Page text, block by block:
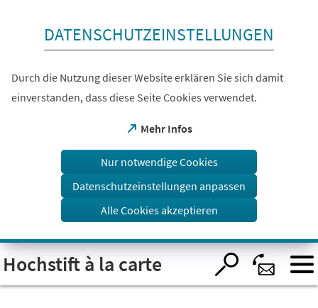
Visuelle
Assistenzsoftware
öffnen.
DATENSCHUTZEINSTELLUNGEN
Durch die Nutzung dieser Website erklären Sie sich damit
einverstanden, dass diese Seite Cookies verwendet.
Mehr Infos
(Öffnet
einem
Tab)
Nur notwendige Cookies
Datenschutzeinstellungen anpassen
Alle Cookies akzeptieren
Hochstift à la carte